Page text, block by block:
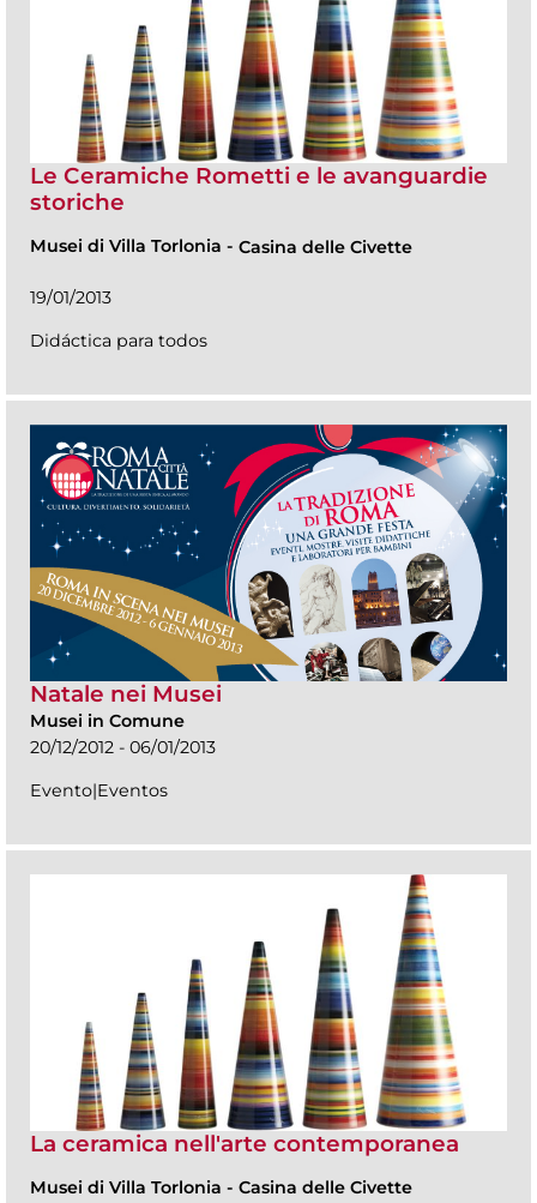
Le Ceramiche Rometti e le avanguardie
storiche
Musei di Villa Torlonia - Casina delle Civette
19/01/2013
Didáctica para todos
Natale nei Musei
Musei in Comune
20/12/2012 - 06/01/2013
Evento|Eventos
La ceramica nell'arte contemporanea
Musei di Villa Torlonia - Casina delle Civette